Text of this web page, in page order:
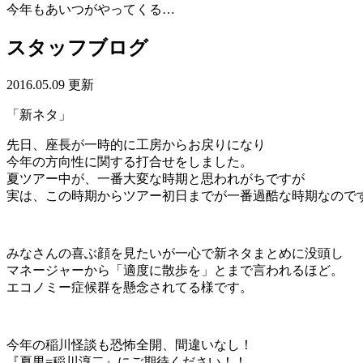
今年もあいつがやってくる…
スタッフブログ
2016.05.09 更新
「新ネタ」
先日、座長が一時的に工房からお戻りになり
今年の方向性に関する打合せをしました。
夏ツアー中が、一番大変な時期と思われがちですが
実は、この時期からツアー初日までが一番過酷な時期なので
みなさんの喜ぶ顔を見たいが一心で新ネタまとめに没頭し
マネージャーから「適度に散歩を」とまで言われるほど。
エコノミー症候群を懸念されてる様です。
今年の稲川怪談も恐怖全開、間違いなし！